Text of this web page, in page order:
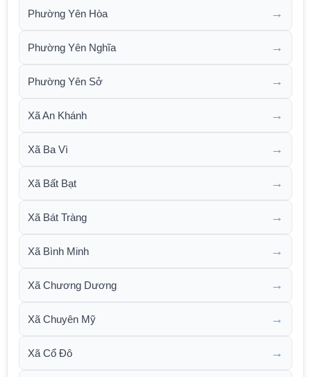
Phường Yên Hòa →
Phường Yên Nghĩa →
Phường Yên Sở →
Xã An Khánh →
Xã Ba Vì →
Xã Bất Bạt →
Xã Bát Tràng →
Xã Bình Minh →
Xã Chương Dương →
Xã Chuyên Mỹ →
Xã Cổ Đô →